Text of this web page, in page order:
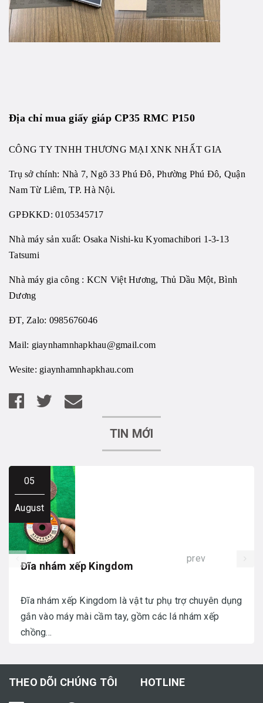
Địa chỉ muagiấy giáp CP35 RMC P150
CÔNG TY TNHH THƯƠNG MẠI XNK NHẤT GIA
Trụ sở chính: Nhà 7, Ngõ 33 Phú Đô, Phường Phú Đô, Quận
Nam Từ Liêm, TP. Hà Nội.
GPĐKKD: 0105345717
Nhà máy sản xuất: Osaka Nishi-ku Kyomachibori 1-3-13
Tatsumi
Nhà máy gia công : KCN Việt Hương, Thủ Dầu Một, Bình
Dương
ĐT, Zalo: 0985676046
Mail: giaynhamnhapkhau@gmail.com
Wesite: giaynhamnhapkhau.com
TIN MỚI
05
August
Đĩa nhám xếp Kingdom
Đĩa nhám xếp Kingdom là vật tư phụ trợ chuyên dụng
gắn vào máy mài cầm tay, gồm các lá nhám xếp
chồng...
prev
THEO DÕI CHÚNG TÔI HOTLINE